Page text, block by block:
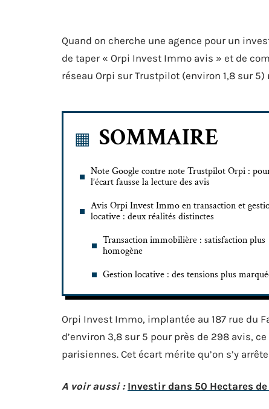
Quand on cherche une agence pour un
de taper « Orpi Invest Immo avis » et de
réseau Orpi sur Trustpilot (environ 1,8 sur 5)
SOMMAIRE
Note Google contre note Trustpilot Orpi :
l’écart fausse la lecture des avis
Avis Orpi Invest Immo en transaction et
locative : deux réalités distinctes
Transaction immobilière : satisfaction plus
homogène
Gestion locative : des tensions plus
Orpi Invest Immo, implantée au 187 rue du
d’environ 3,8 sur 5 pour près de 298 avis,
parisiennes. Cet écart mérite qu’on s’y
A voir aussi : Investir dans 50 Hectares